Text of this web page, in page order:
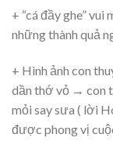
+ “cá đầy ghe”
những thành quả
+ Hình ảnh con
dần thớ vỏ → con
mỏi say sưa ( lời
được phong vị